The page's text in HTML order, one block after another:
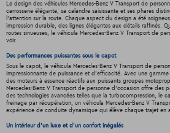
Le design des véhicules Mercedes-Benz V Transport de
carrosserie élégante, sa calandre saisissante et ses phares
l'attention sur la route. Chaque aspect du design a été
impression durable, des lignes élégantes aux détails raffinés.
routes sinueuses, le véhicula Mercedes-Benz V Transport de
voir.
Des performances puissantes sous le capot
Sous le capot, le véhicula Mercedes-Benz V Transport de
impressionnante de puissance et d'efficacité. Avec une
des moteurs à essence réactifs aux puissants groupes
Mercedes-Benz V Transport de personne d'occasion offre des
des technologies avancées telles que la turbocompression, le
freinage par récupération, un véhicula Mercedes-Benz V
expérience de conduite dynamique qui élève chaque trajet en
Un intérieur d’un luxe et d’un confort inégalés